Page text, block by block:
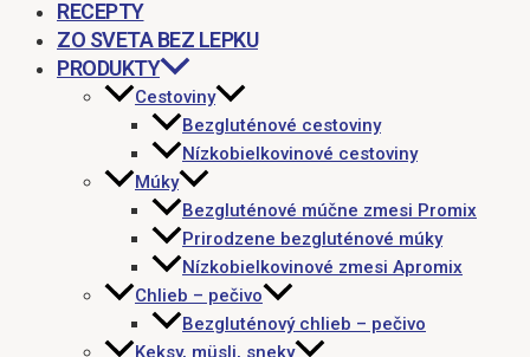
RECEPTY
ZO SVETA BEZ LEPKU
PRODUKTY
Cestoviny
Bezgluténové cestoviny
Nízkobielkovinové cestoviny
Múky
Bezgluténové múčne zmesi Promix
Prirodzene bezgluténové múky
Nízkobielkovinové zmesi Apromix
Chlieb – pečivo
Bezgluténový chlieb – pečivo
Keksy, müsli, sneky